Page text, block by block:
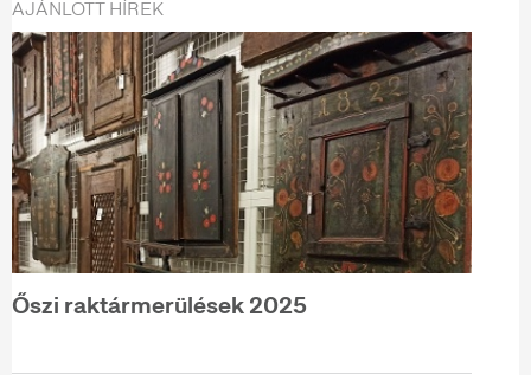
AJÁNLOTT HÍREK
Őszi raktármerülések 2025